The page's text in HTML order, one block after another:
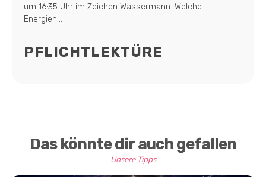
um 16:35 Uhr im Zeichen Wassermann. Welche
Energien...
PFLICHTLEKTÜRE
Das könnte dir auch gefallen
Unsere Tipps